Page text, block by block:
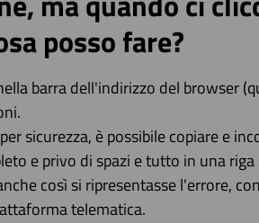
posso fare?
barra dell'indirizzo del browser
sicurezza, è possibile copiare e
e privo di spazi e tutto in una
così si ripresentasse l'errore,
telematica.